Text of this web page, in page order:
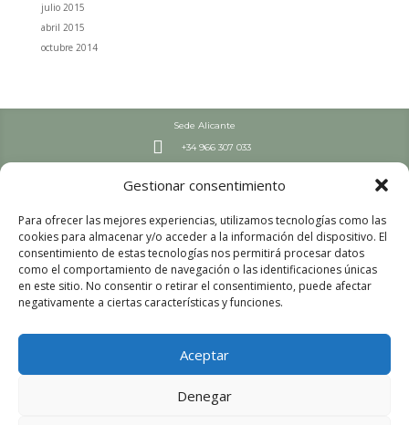
Gestionar consentimiento
Para ofrecer las mejores experiencias, utilizamos tecnologías como las
cookies para almacenar y/o acceder a la información del dispositivo. El
consentimiento de estas tecnologías nos permitirá procesar datos
como el comportamiento de navegación o las identificaciones únicas
en este sitio. No consentir o retirar el consentimiento, puede afectar
negativamente a ciertas características y funciones.
Aceptar
Denegar
julio 2015
abril 2015
octubre 2014
Sede Alicante
 +34 966 307 033
L-J: 7:30-19 h | V: 8-19 h
L-V: 8:00 – 15:00
Sede Valencia
 +34 963 447 663

Septiembre – Junio
L-V: 8:00-16 h

L-V: 8:00 – 15:00
Aviso legal
Política de privacidad
Política de cookies